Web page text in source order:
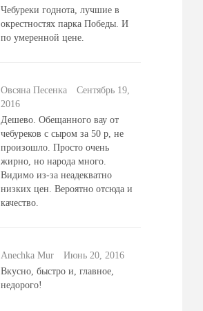
Чебуреки годнота, лучшие в
окрестностях парка Победы. И
по умеренной цене.
Овсяна Песенка
Сентябрь 19,
2016
Дешево. Обещанного вау от
чебуреков с сыром за 50 р, не
произошло. Просто очень
жирно, но народа много.
Видимо из-за неадекватно
низких цен. Вероятно отсюда и
качество.
Anechka Mur
Июнь 20, 2016
Вкусно, быстро и, главное,
недорого!